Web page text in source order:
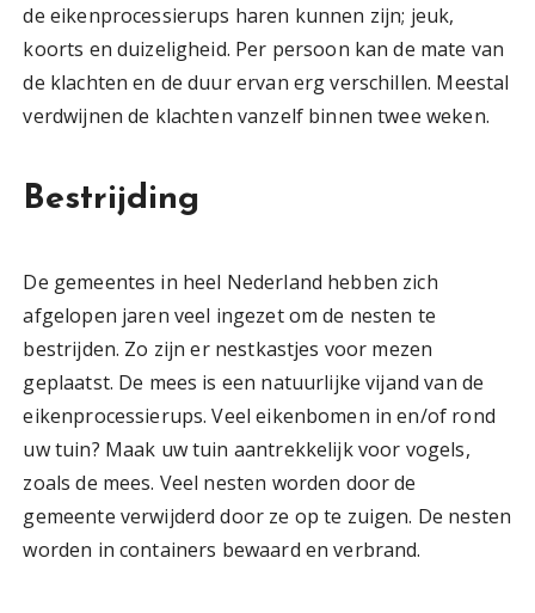
de eikenprocessierups haren kunnen zijn; jeuk,
koorts en duizeligheid. Per persoon kan de mate van
de klachten en de duur ervan erg verschillen. Meestal
verdwijnen de klachten vanzelf binnen twee weken.
Bestrijding
De gemeentes in heel Nederland hebben zich
afgelopen jaren veel ingezet om de nesten te
bestrijden. Zo zijn er nestkastjes voor mezen
geplaatst. De mees is een natuurlijke vijand van de
eikenprocessierups. Veel eikenbomen in en/of rond
uw tuin? Maak uw tuin aantrekkelijk voor vogels,
zoals de mees. Veel nesten worden door de
gemeente verwijderd door ze op te zuigen. De nesten
worden in containers bewaard en verbrand.